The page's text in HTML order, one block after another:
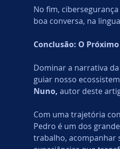
No fim,
boa conversa, na
Conclusão: O
Dominar a narrativa
guiar nosso
Nuno, autor deste
Com uma trajetória
Pedro é um dos
trabalho, acompanhar